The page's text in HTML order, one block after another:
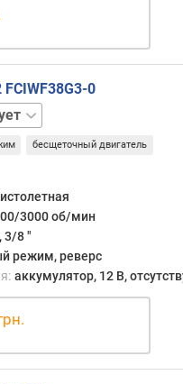
0
бесщеточный двигатель
3000 об/мин
3/8 "
режим, реверс
аккумулятор, 12 В,